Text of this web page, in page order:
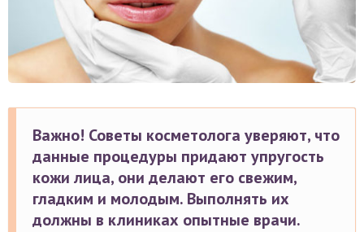
Важно! Советы косметолога уверяют, что
данные процедуры придают упругость
кожи лица, они делают его свежим,
гладким и молодым. Выполнять их
должны в клиниках опытные врачи.